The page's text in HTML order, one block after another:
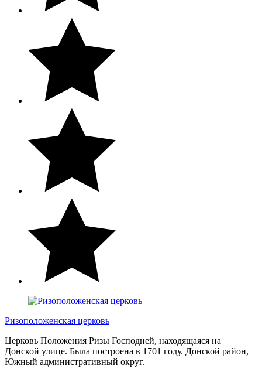
Ризоположенская церковь
Церковь Положения Ризы Господней, находящаяся на
Донской улице. Была построена в 1701 году. Донской район,
Южный административный округ.